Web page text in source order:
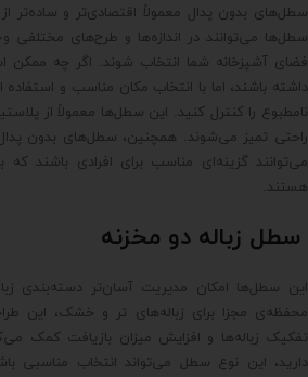
سطل‌های بدون پدال معمولاً اقتصادی‌تر و ساده‌تر
سطل‌ها می‌توانند در اندازه‌ها و طرح‌های مختلفی
فضای آشپزخانه شما انتخاب شوند. اگر چه ممکن
داشته باشند، اما با انتخاب مکان مناسب و استفاده
نامطبوع را کنترل کنید. این سطل‌ها معمولاً از
راحتی تمیز می‌شوند. همچنین، سطل‌های بدون
می‌توانند گزینه‌ای مناسب برای افرادی باشند که
هستند.
سطل زباله دو مخزنه
این سطل‌ها امکان مدیریت آسان‌تر دسته‌بندی
محفظه‌ی مجزا برای زباله‌های تر و خشک، این
تفکیک زباله‌ها و افزایش میزان بازیافت کمک
دارید، این نوع سطل می‌تواند انتخاب مناسبی